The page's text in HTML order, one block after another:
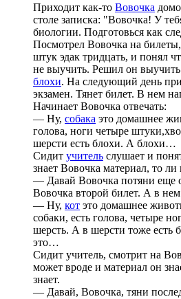
Приходит как-то Вовочка
столе записка: "Вовочка! У
биологии. Подготовься как
Посмотрел Вовочка на
штук эдак тридцать, и понял
не выучить. Решил он выучить
блохи. На следующий день
экзамен. Тянет билет. В нем
Начинает Вовочка отвечать:
— Ну, собака это домашнее
голова, ноги четыре
шерсти есть блохи. А блохи…
Сидит учитель слушает и
знает Вовочка материал, то
— Давай Вовочка потяни еще
Вовочка второй билет. А в
— Ну, кот это домашнее
собаки, есть голова, четыре
шерсть. А в шерсти тоже есть
это…
Сидит учитель, смотрит на
может вроде и материал он
знает.
— Давай, Вовочка, тяни